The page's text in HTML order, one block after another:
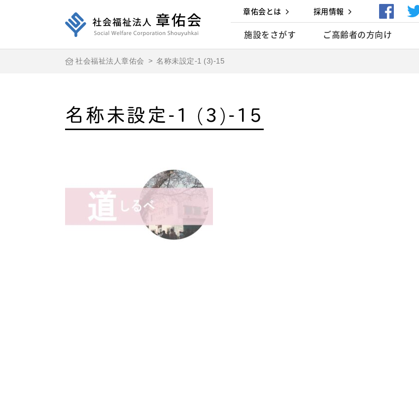
章佑会とは 採用情報
施設をさがす ご高齢者の方向け
社会福祉法人章佑会 > 名称未設定-1 (3)-15
名称未設定-1 (3)-15